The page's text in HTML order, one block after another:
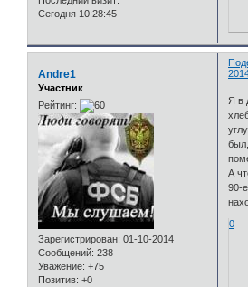
Сегодня 10:28:45
Andre1
Участник
Рейтинг:
Зарегистрирован: 01-10-2014
Сообщений: 238
Уважение: +75
Позитив: +0
Я в
А
90-
0